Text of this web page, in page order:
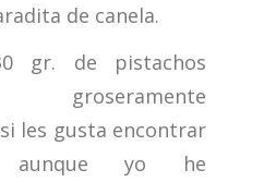
de canela.
gr. de pistachos
groseramente
les gusta encontrar
aunque yo he